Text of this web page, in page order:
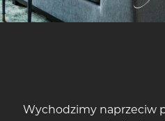
Wychodzimy naprzeciw